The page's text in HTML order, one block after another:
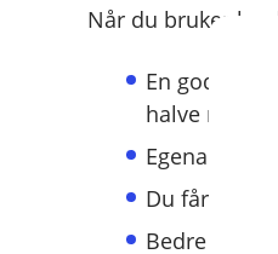
Når du bruker
En god
halve reisen
Du får
Bedre